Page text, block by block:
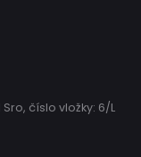
číslo vložky: 6/L